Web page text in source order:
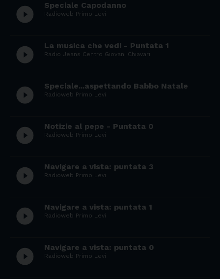
play_circle_filled Speciale Capodanno
Radioweb Primo Levi
play_circle_filled La musica che vedi - Puntata 1
Radio Jeans Centro Giovani Chiavari
play_circle_filled Speciale...aspettando Babbo Natale
Radioweb Primo Levi
play_circle_filled Notizie al pepe - Puntata 0
Radioweb Primo Levi
play_circle_filled Navigare a vista: puntata 3
Radioweb Primo Levi
play_circle_filled Navigare a vista: puntata 1
Radioweb Primo Levi
play_circle_filled Navigare a vista: puntata 0
Radioweb Primo Levi